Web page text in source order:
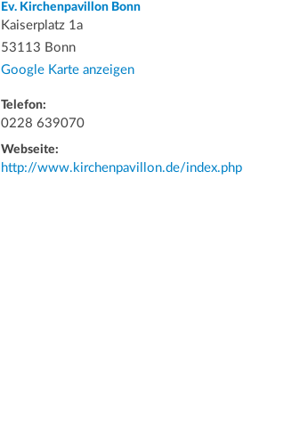
Ev. Kirchenpavillon Bonn
Kaiserplatz 1a
53113 Bonn
Google Karte anzeigen
Telefon:
0228 639070
Webseite:
http://www.kirchenpavillon.de/index.php